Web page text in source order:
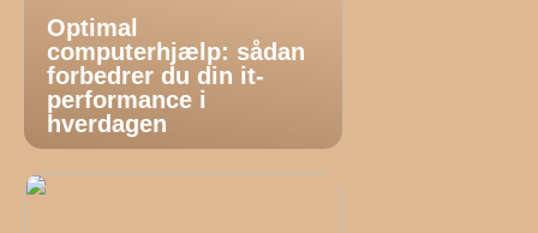
Optimal
computerhjælp: sådan
forbedrer du din it-
performance i
hverdagen